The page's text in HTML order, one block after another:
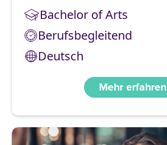
Bachelor of Arts
Berufsbegleitend
Deutsch
Mehr erfahren